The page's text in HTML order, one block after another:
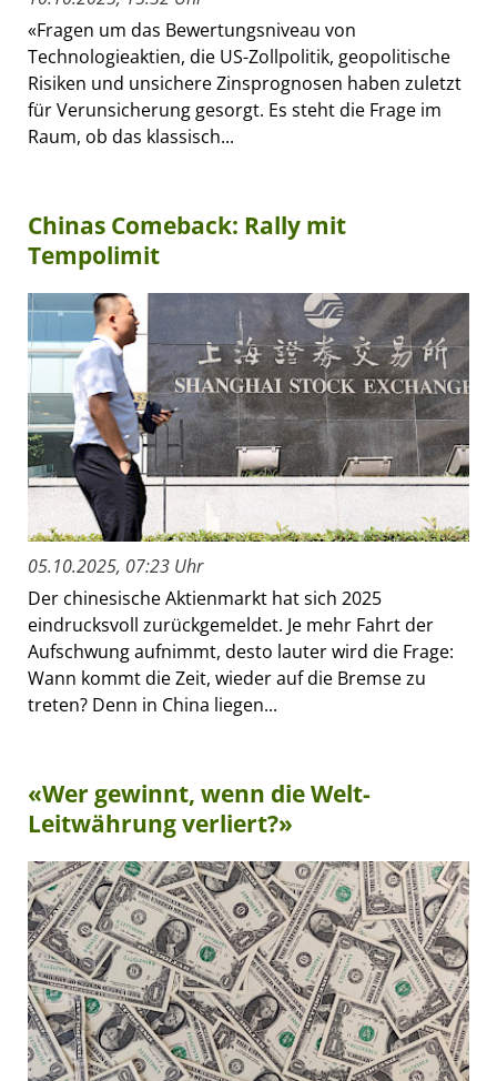
«Fragen um das Bewertungsniveau von
Technologieaktien, die US-Zollpolitik, geopolitische
Risiken und unsichere Zinsprognosen haben zuletzt
für Verunsicherung gesorgt. Es steht die Frage im
Raum, ob das klassisch...
Chinas Comeback: Rally mit
Tempolimit
05.10.2025, 07:23 Uhr
Der chinesische Aktienmarkt hat sich 2025
eindrucksvoll zurückgemeldet. Je mehr Fahrt der
Aufschwung aufnimmt, desto lauter wird die Frage:
Wann kommt die Zeit, wieder auf die Bremse zu
treten? Denn in China liegen...
«Wer gewinnt, wenn die Welt-
Leitwährung verliert?»